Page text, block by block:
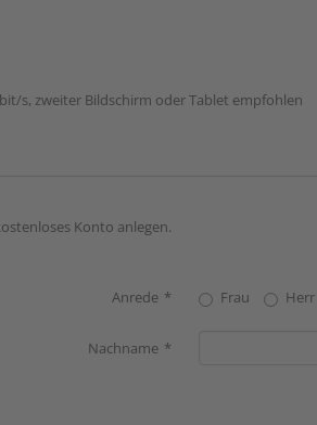
s, zweiter Bildschirm oder Tablet empfohlen
Konto anlegen.
Anrede Frau Herr
Nachname